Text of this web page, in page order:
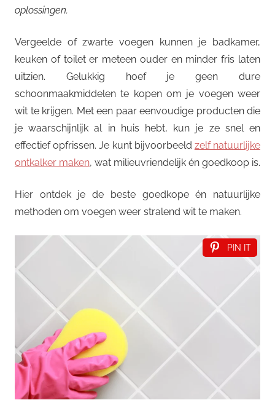
oplossingen.
Vergeelde of zwarte voegen kunnen je badkamer,
keuken of toilet er meteen ouder en minder fris laten
uitzien. Gelukkig hoef je geen dure
schoonmaakmiddelen te kopen om je voegen weer
wit te krijgen. Met een paar eenvoudige producten die
je waarschijnlijk al in huis hebt, kun je ze snel en
effectief opfrissen. Je kunt bijvoorbeeld zelf natuurlijke
ontkalker maken, wat milieuvriendelijk én goedkoop is.
Hier ontdek je de beste goedkope én natuurlijke
methoden om voegen weer stralend wit te maken.
PIN IT